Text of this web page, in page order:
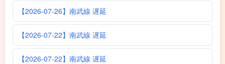
【2026-07-26】南武線 遅延
【2026-07-22】南武線 遅延
【2026-07-22】南武線 遅延